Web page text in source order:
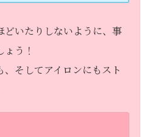
いたりしないように、事
う！
そしてアイロンにもスト